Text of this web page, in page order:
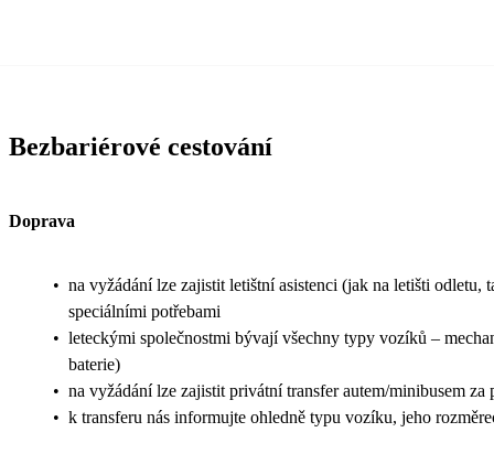
Bezbariérové cestování
Doprava
• na vyžádání lze zajistit letištní asistenci (jak na letišti odletu,
speciálními potřebami
• leteckými společnostmi bývají všechny typy vozíků –
baterie)
• na vyžádání lze zajistit privátní transfer autem/minibusem
• k transferu nás informujte ohledně typu vozíku, jeho